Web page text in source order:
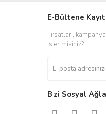
E-Bültene
Fırsatları,
ister misiniz?
Bizi Sosyal